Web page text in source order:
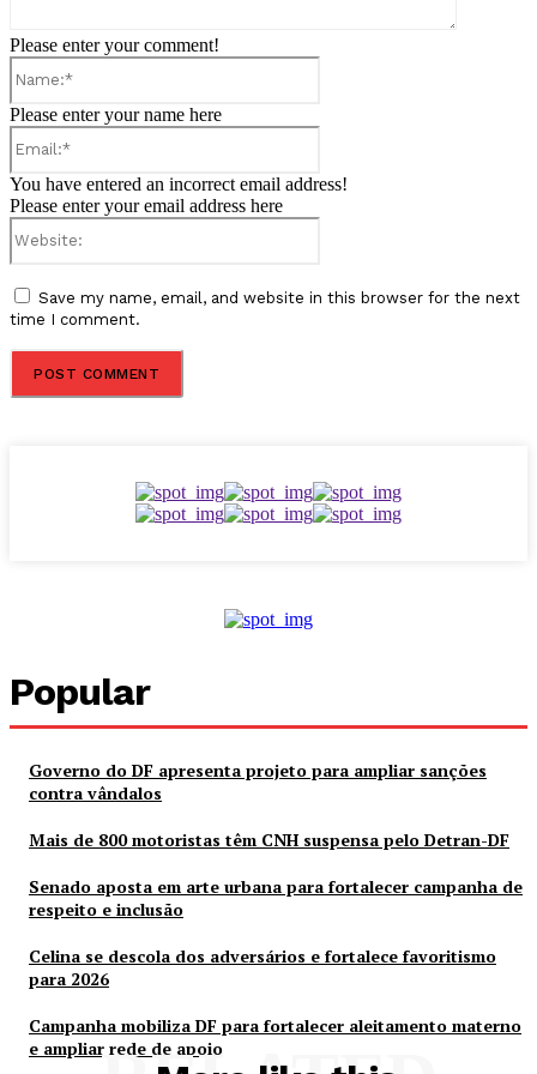
Please enter your comment!
Please enter your name here
You have entered an incorrect email address!
Please enter your email address here
Save my name, email, and website in this browser for the next
time I comment.
Popular
Governo do DF apresenta projeto para ampliar sanções
contra vândalos
Mais de 800 motoristas têm CNH suspensa pelo Detran-DF
Senado aposta em arte urbana para fortalecer campanha de
respeito e inclusão
Celina se descola dos adversários e fortalece favoritismo
para 2026
Campanha mobiliza DF para fortalecer aleitamento materno
e ampliar rede de apoio